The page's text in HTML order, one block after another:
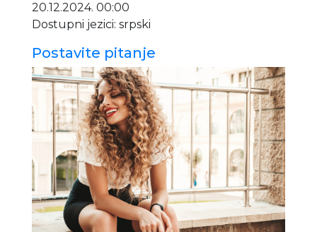
20.12.2024. 00:00
Dostupni jezici: srpski
Postavite pitanje